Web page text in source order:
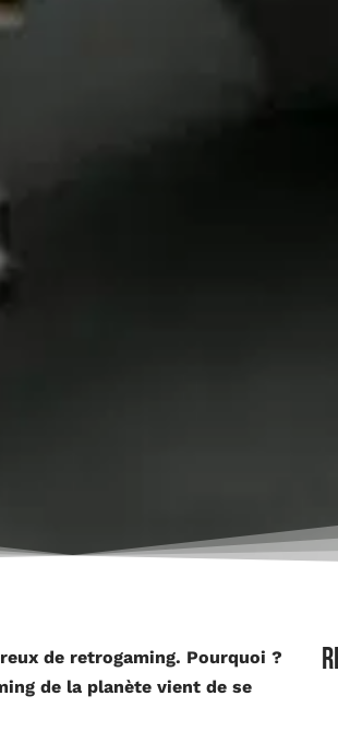
de retrogaming. Pourquoi ?
de la planète vient de se